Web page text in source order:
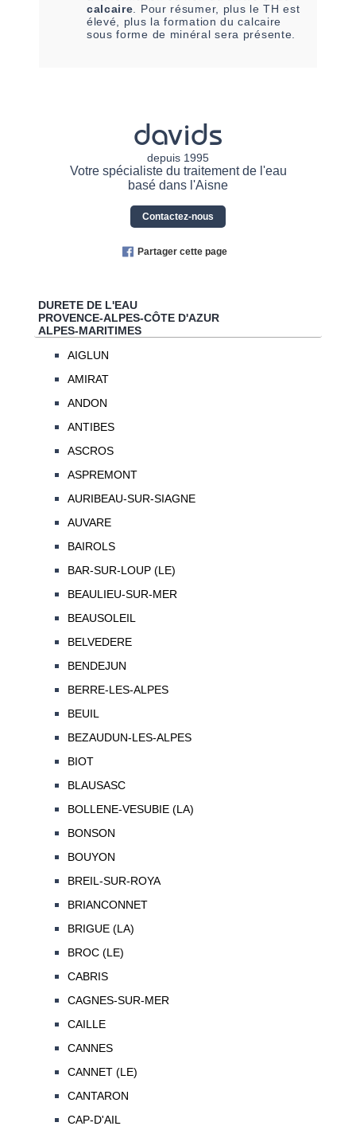
calcaire . Pour résumer, plus le TH est
élevé, plus la formation du calcaire
sous forme de minéral sera présente.
davids
depuis 1995
Votre spécialiste du traitement de l'eau
basé dans l'Aisne
Contactez-nous
Partager cette page
DURETE DE L'EAU
PROVENCE-ALPES-CÔTE D'AZUR
ALPES-MARITIMES
AIGLUN
AMIRAT
ANDON
ANTIBES
ASCROS
ASPREMONT
AURIBEAU-SUR-SIAGNE
AUVARE
BAIROLS
BAR-SUR-LOUP (LE)
BEAULIEU-SUR-MER
BEAUSOLEIL
BELVEDERE
BENDEJUN
BERRE-LES-ALPES
BEUIL
BEZAUDUN-LES-ALPES
BIOT
BLAUSASC
BOLLENE-VESUBIE (LA)
BONSON
BOUYON
BREIL-SUR-ROYA
BRIANCONNET
BRIGUE (LA)
BROC (LE)
CABRIS
CAGNES-SUR-MER
CAILLE
CANNES
CANNET (LE)
CANTARON
CAP-D'AIL